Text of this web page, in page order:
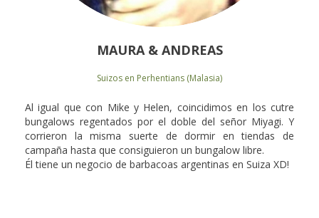
MAURA & ANDREAS
Suizos en Perhentians (Malasia)
Al igual que con Mike y Helen, coincidimos en los cutre
bungalows regentados por el doble del señor Miyagi. Y
corrieron la misma suerte de dormir en tiendas de
campaña hasta que consiguieron un bungalow libre.
Él tiene un negocio de barbacoas argentinas en Suiza XD!